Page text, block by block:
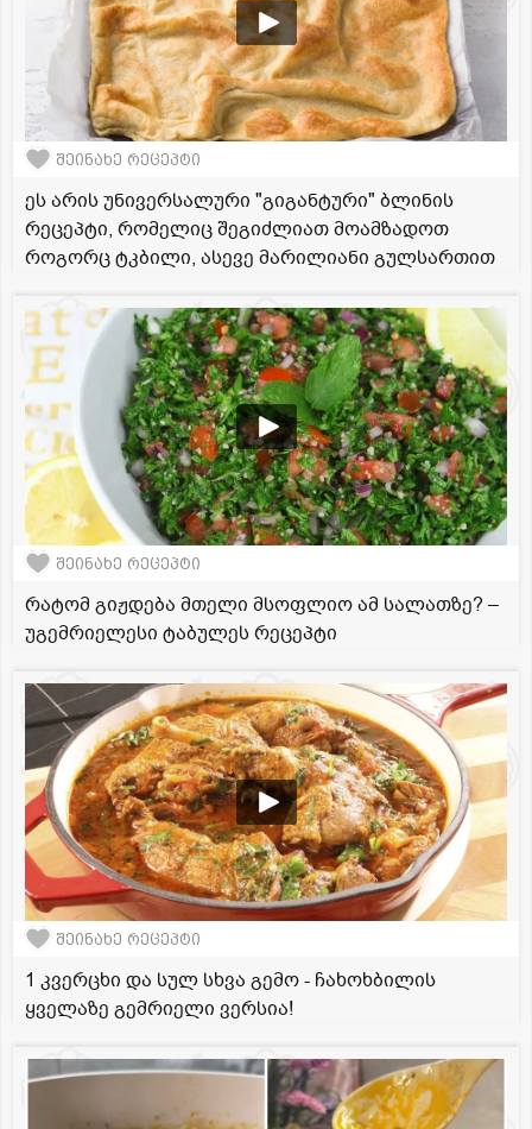
შეინახე რეცეპტი
ეს არის უნივერსალური "გიგანტური" ბლინის
რეცეპტი, რომელიც შეგიძლიათ მოამზადოთ
როგორც ტკბილი, ასევე მარილიანი გულსართით
შეინახე რეცეპტი
რატომ გიჟდება მთელი მსოფლიო ამ სალათზე? –
უგემრიელესი ტაბულეს რეცეპტი
შეინახე რეცეპტი
1 კვერცხი და სულ სხვა გემო - ჩახოხბილის
ყველაზე გემრიელი ვერსია!